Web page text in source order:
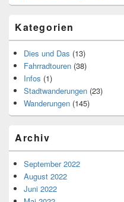
Kategorien
Dies und Das (13)
Fahrradtouren (38)
Infos (1)
Stadtwanderungen (23)
Wanderungen (145)
Archiv
September 2022
August 2022
Juni 2022